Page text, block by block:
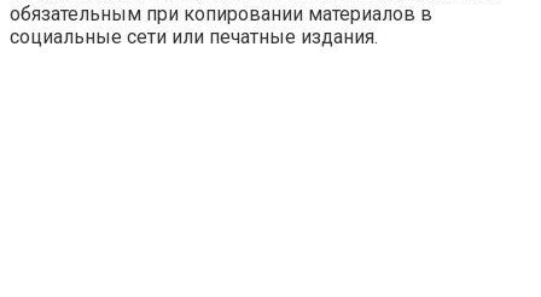
обязательным при копировании материалов в
социальные сети или печатные издания.